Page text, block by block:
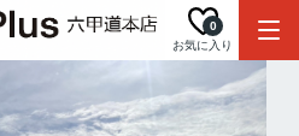
お気に入り
0